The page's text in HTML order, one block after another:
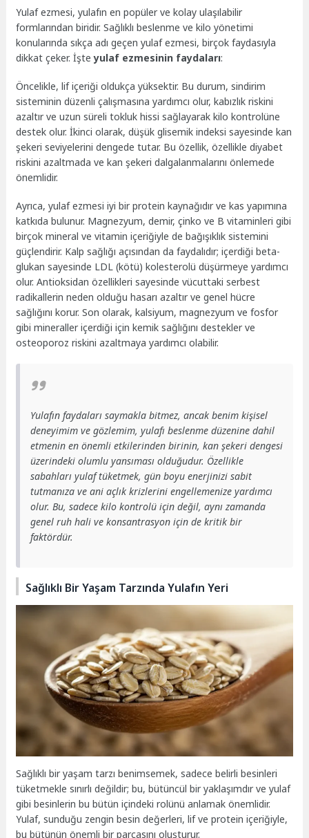
Yulaf ezmesi, yulafın en popüler ve kolay ulaşılabilir
formlarından biridir. Sağlıklı beslenme ve kilo yönetimi
konularında sıkça adı geçen yulaf ezmesi, birçok faydasıyla
dikkat çeker. İşteyulaf ezmesinin faydaları:
Öncelikle, lif içeriği oldukça yüksektir. Bu durum, sindirim
sisteminin düzenli çalışmasına yardımcı olur, kabızlık riskini
azaltır ve uzun süreli tokluk hissi sağlayarak kilo kontrolüne
destek olur. İkinci olarak, düşük glisemik indeksi sayesinde kan
şekeri seviyelerini dengede tutar. Bu özellik, özellikle diyabet
riskini azaltmada ve kan şekeri dalgalanmalarını önlemede
önemlidir.
Ayrıca, yulaf ezmesi iyi bir protein kaynağıdır ve kas yapımına
katkıda bulunur. Magnezyum, demir, çinko ve B vitaminleri gibi
birçok mineral ve vitamin içeriğiyle de bağışıklık sistemini
güçlendirir. Kalp sağlığı açısından da faydalıdır; içerdiği beta-
glukan sayesinde LDL (kötü) kolesterolü düşürmeye yardımcı
olur. Antioksidan özellikleri sayesinde vücuttaki serbest
radikallerin neden olduğu hasarı azaltır ve genel hücre
sağlığını korur. Son olarak, kalsiyum, magnezyum ve fosfor
gibi mineraller içerdiği için kemik sağlığını destekler ve
osteoporoz riskini azaltmaya yardımcı olabilir.
Yulafın faydaları saymakla bitmez, ancak benim kişisel
deneyimim ve gözlemim, yulafı beslenme düzenine dahil
etmenin en önemli etkilerinden birinin, kan şekeri dengesi
üzerindeki olumlu yansıması olduğudur. Özellikle
sabahları yulaf tüketmek, gün boyu enerjinizi sabit
tutmanıza ve ani açlık krizlerini engellemenize yardımcı
olur. Bu, sadece kilo kontrolü için değil, aynı zamanda
genel ruh hali ve konsantrasyon için de kritik bir
faktördür.
Sağlıklı Bir Yaşam Tarzında Yulafın Yeri
Sağlıklı bir yaşam tarzı benimsemek, sadece belirli besinleri
tüketmekle sınırlı değildir; bu, bütüncül bir yaklaşımdır ve yulaf
gibi besinlerin bu bütün içindeki rolünü anlamak önemlidir.
Yulaf, sunduğu zengin besin değerleri, lif ve protein içeriğiyle,
bu bütünün önemli bir parçasını oluşturur.